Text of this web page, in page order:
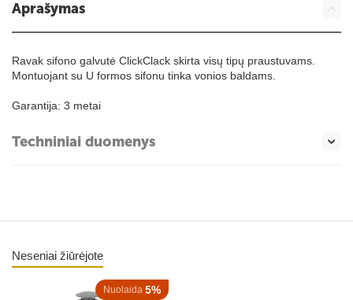
Aprašymas
Ravak sifono galvutė ClickClack skirta visų tipų praustuvams.
Montuojant su U formos sifonu tinka vonios baldams.
Garantija: 3 metai
Techniniai duomenys
Neseniai žiūrėjote
Nuolaida 5%